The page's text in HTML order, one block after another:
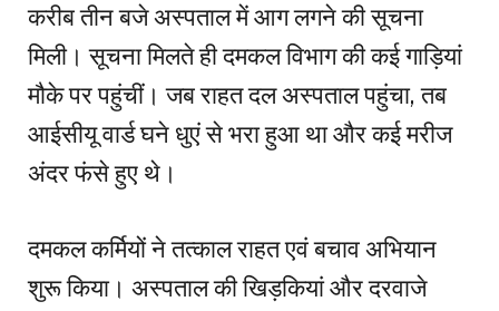
करीब तीन बजे अस्पताल में आग लगने की सूचना
मिली। सूचना मिलते ही दमकल विभाग की कई गाड़ियां
मौके पर पहुंचीं। जब राहत दल अस्पताल पहुंचा, तब
आईसीयू वार्ड घने धुएं से भरा हुआ था और कई मरीज
अंदर फंसे हुए थे।
दमकल कर्मियों ने तत्काल राहत एवं बचाव अभियान
शुरू किया। अस्पताल की खिड़कियां और दरवाजे